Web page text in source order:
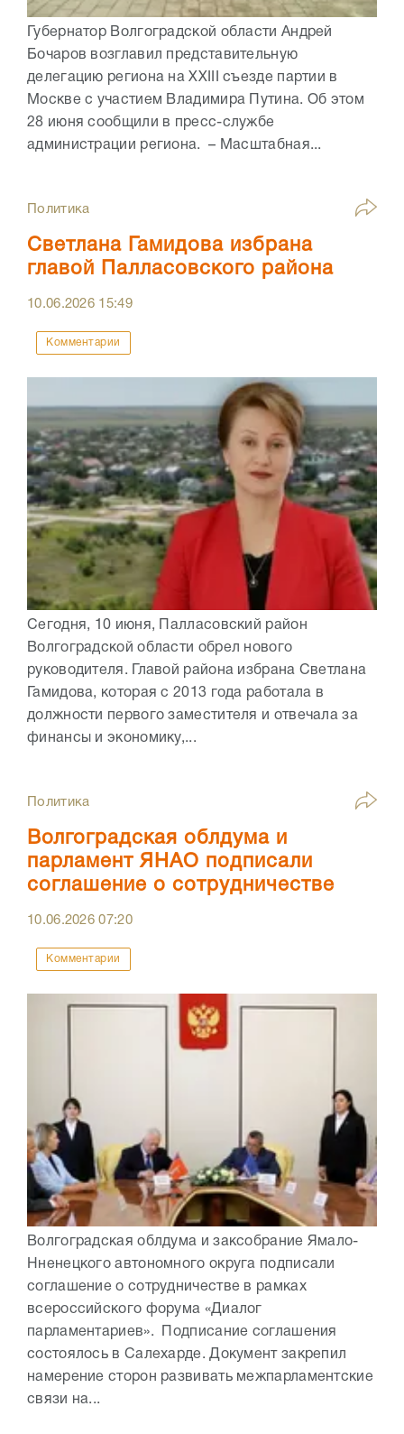
Губернатор Волгоградской области Андрей
Бочаров возглавил представительную
делегацию региона на XXIII съезде партии в
Москве с участием Владимира Путина. Об этом
28 июня сообщили в пресс-службе
администрации региона. – Масштабная...
Политика
Светлана Гамидова избрана
главой Палласовского района
10.06.2026 15:49
Комментарии
Сегодня, 10 июня, Палласовский район
Волгоградской области обрел нового
руководителя. Главой района избрана Светлана
Гамидова, которая с 2013 года работала в
должности первого заместителя и отвечала за
финансы и экономику,...
Политика
Волгоградская облдума и
парламент ЯНАО подписали
соглашение о сотрудничестве
10.06.202607:20
Комментарии
Волгоградская облдума и заксобрание Ямало-
Нненецкого автономного округа подписали
соглашение о сотрудничестве в рамках
всероссийского форума «Диалог
парламентариев». Подписание соглашения
состоялось в Салехарде. Документ закрепил
намерение сторон развивать межпарламентские
связи на...